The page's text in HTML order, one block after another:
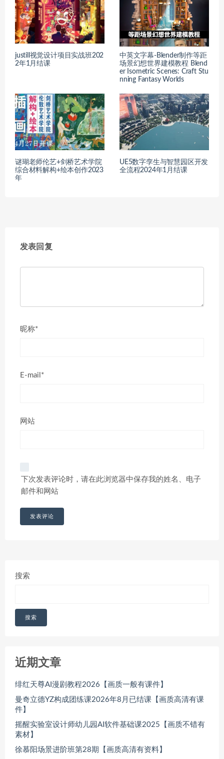
justill视觉设计项目实战班202
2年1月结课
中英文字幕-Blender制作等距
场景幻想世界建模教程 Blend
er Isometric Scenes: Craft Stu
nning Fantasy Worlds
谜瑚老师伦艺+剑桥艺术学院
综合材料解构+绘本创作2023
年
UE5数字孪生与智慧园区开发
全流程2024年1月结课
发表回复
昵称*
E-mail*
网站
下次发表评论时，请在此浏览器中保存我的姓名、电子
邮件和网站
搜索
搜索
近期文章
绯红天尊AI漫剧教程2026【画质一般有课件】
曼奇立德YZ构成团练课2026年8月已结课【画质高清有课
件】
摇醒实验室设计师幼儿园AI软件基础课2025【画质不错有
素材】
徐慕阳场景进阶班第28期【画质高清有资料】